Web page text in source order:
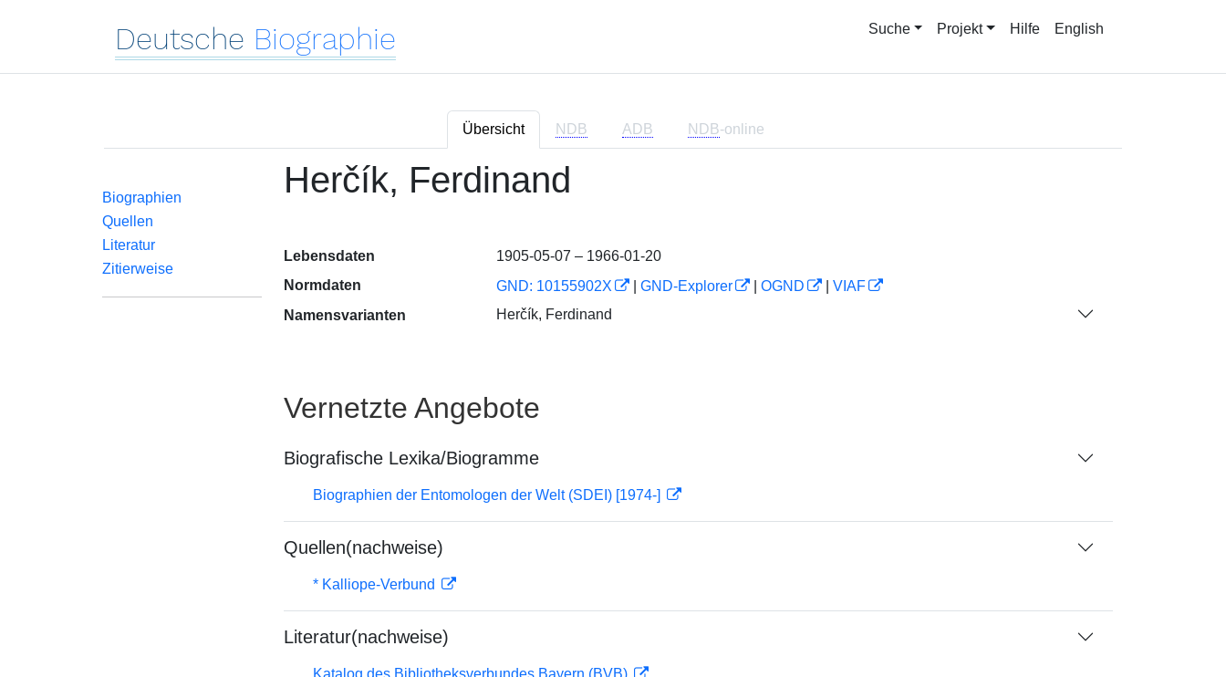
Deutsche Biographie Suche Projekt Hilfe English
Übersicht NDB ADB NDB-online
Biographien
Quellen
Literatur
Zitierweise
Herčík, Ferdinand
Lebensdaten
1905-05-07 – 1966-01-20
Normdaten
GND: 10155902X GND-Explorer OGND
VIAF
Namensvarianten
Herčík, Ferdinand
Vernetzte Angebote
Biografische Lexika/Biogramme
Biographien der Entomologen der Welt (SDEI) [1974-]
Quellen(nachweise)
* Kalliope-Verbund
Literatur(nachweise)
Katalog des Bibliotheksverbundes Bayern (BVB)